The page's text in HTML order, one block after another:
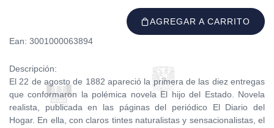
AGREGAR A CARRITO
Ean: 3001000063894
Descripción:
El 22 de agosto de 1882 apareció la primera de las diez entregas
que conformaron la polémica novela El hijo del Estado. Novela
realista, publicada en las páginas del periódico El Diario del
Hogar. En ella, con claros tintes naturalistas y sensacionalistas, el